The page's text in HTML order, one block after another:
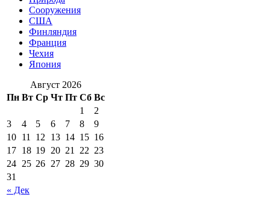
Сооружения
США
Финляндия
Франция
Чехия
Япония
Август 2026
Пн Вт Ср Чт Пт Сб Вс
« Дек
1
2
3
4 5 6 7 8
9
10 11 12 13 14 15 16
17 18 19 20 21 22 23
24 25 26 27 28 29 30
31